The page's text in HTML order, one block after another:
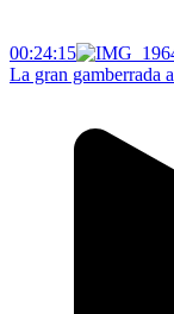
00:24:15
La gran gamberrada